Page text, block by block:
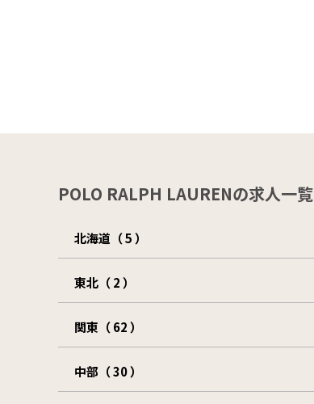
POLO RALPH LAURENの求人一覧
北海道（ 5 ）
東北（ 2 ）
関東（ 62 ）
中部（ 30 ）